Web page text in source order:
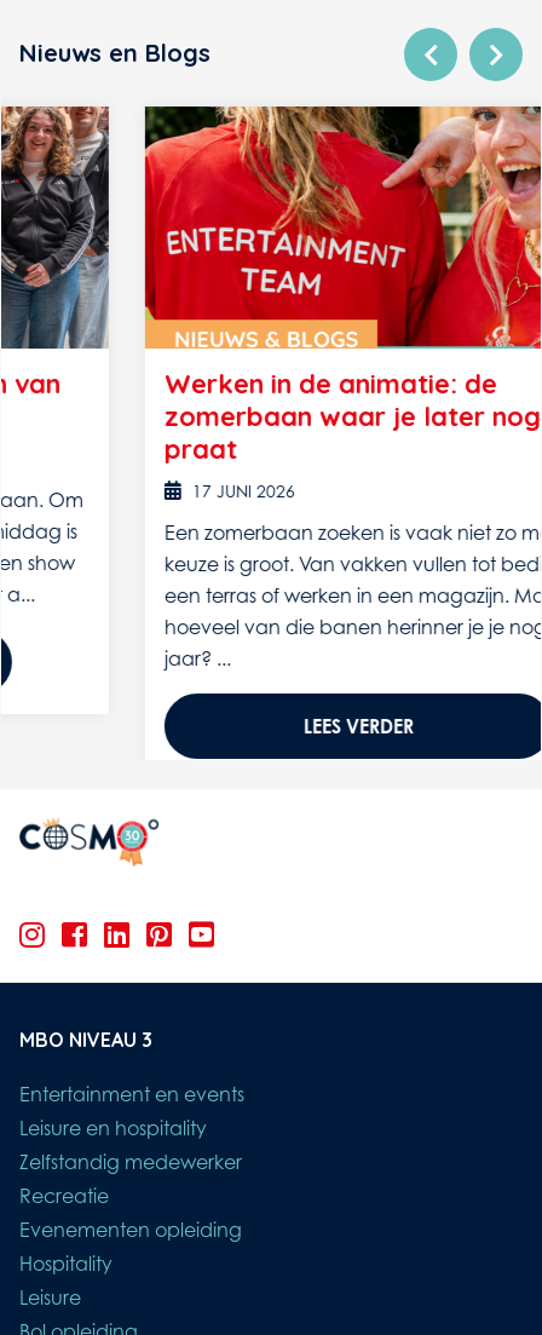
Nieuws en Blogs
Werken in de animatie: de
zomerbaan waar je later nog over
17 JUNI 2026
Een zomerbaan zoeken is vaak niet zo moeilijk. De
keuze is groot. Van vakken vullen tot bedienen op
een terras of werken in een magazijn. Maar
hoeveel van die banen herinner je je nog over vijf
MBO NIVEAU 3
Entertainment en events
Leisure en hospitality
Zelfstandig medewerker
Recreatie
Evenementen opleiding
Hospitality